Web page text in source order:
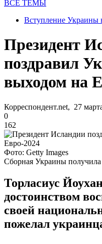
ВСЕ ТЕМЫ
Вступление Украины
Президент
поздравил
выходом на
Корреспондент.net, 27
0
162
Фото: Getty Images
Сборная Украины
Торласиус
достоинством
своей
пожелал